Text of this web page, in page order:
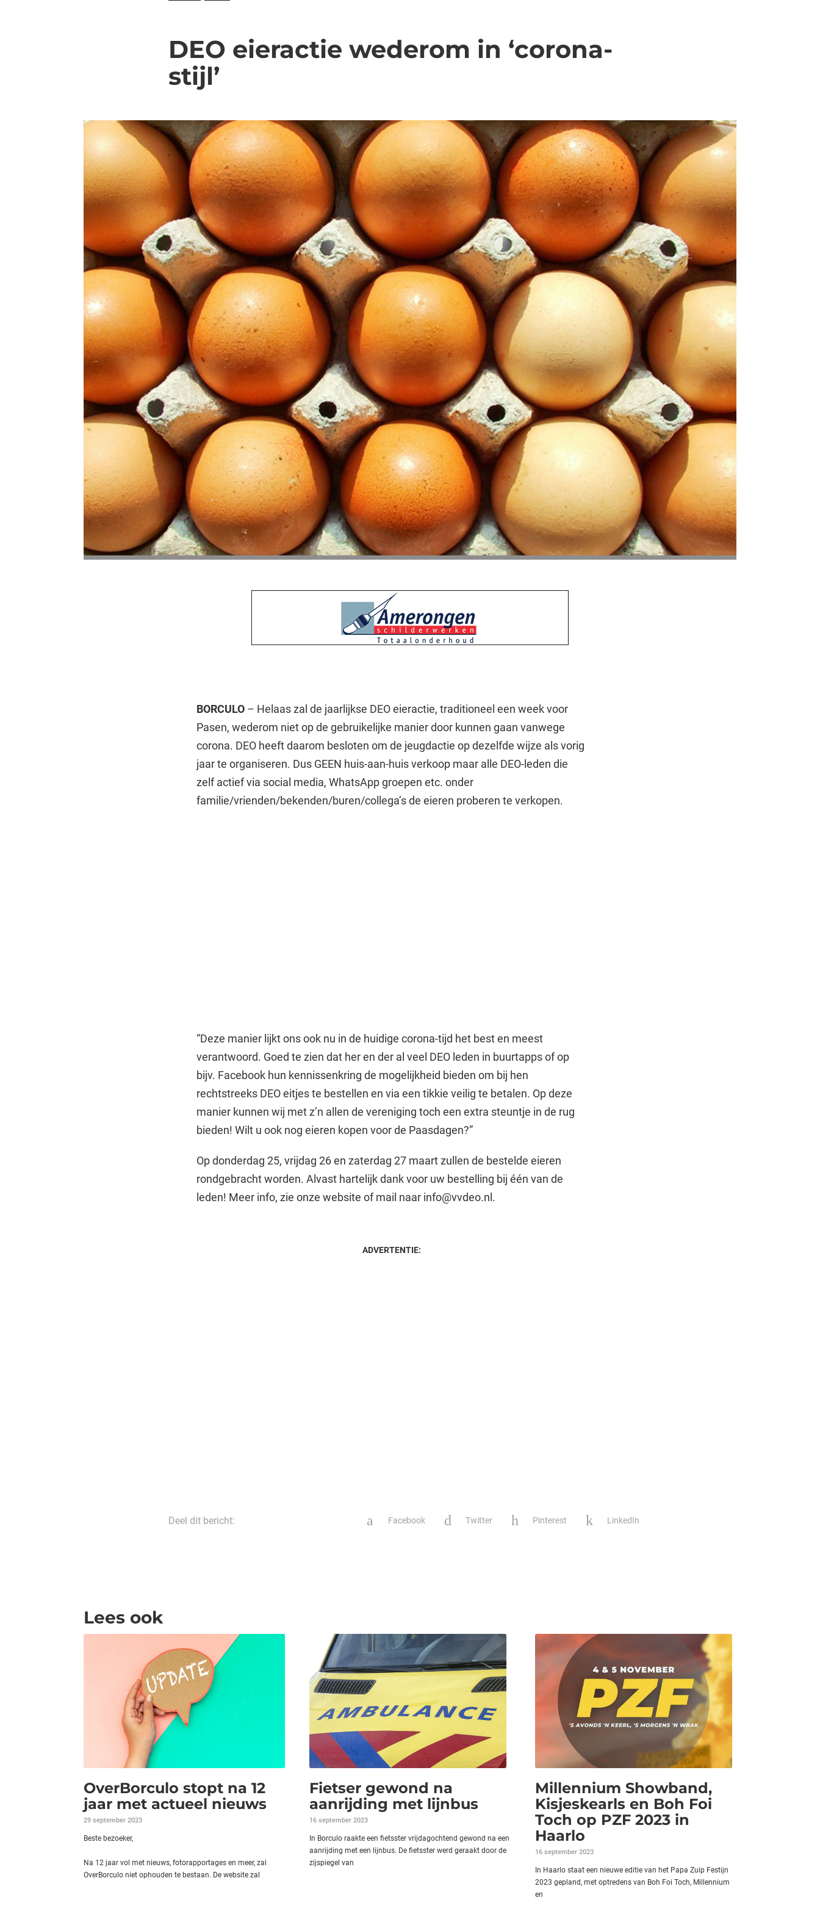
DEO eieractie wederom in ‘corona-
stijl’
BORCULO – Helaas zal de jaarlijkse DEO eieractie, traditioneel een week voor
Pasen, wederom niet op de gebruikelijke manier door kunnen gaan vanwege
corona. DEO heeft daarom besloten om de jeugdactie op dezelfde wijze als vorig
jaar te organiseren. Dus GEEN huis-aan-huis verkoop maar alle DEO-leden die
zelf actief via social media, WhatsApp groepen etc. onder
familie/vrienden/bekenden/buren/collega’s de eieren proberen te verkopen.
“Deze manier lijkt ons ook nu in de huidige corona-tijd het best en meest
verantwoord. Goed te zien dat her en der al veel DEO leden in buurtapps of op
bijv. Facebook hun kennissenkring de mogelijkheid bieden om bij hen
rechtstreeks DEO eitjes te bestellen en via een tikkie veilig te betalen. Op deze
manier kunnen wij met z’n allen de vereniging toch een extra steuntje in de rug
bieden! Wilt u ook nog eieren kopen voor de Paasdagen?”
Op donderdag 25, vrijdag 26 en zaterdag 27 maart zullen de bestelde eieren
rondgebracht worden. Alvast hartelijk dank voor uw bestelling bij één van de
leden! Meer info, zie onze website of mail naar info@vvdeo.nl.
ADVERTENTIE:
Deel dit bericht: Facebook Twitter Pinterest LinkedIn
Lees ook
OverBorculo stopt na 12
jaar met actueel nieuws
29 september 2023
Beste bezoeker,
Na 12 jaar vol met nieuws, fotorapportages en meer, zal
OverBorculo niet ophouden te bestaan. De website zal
Fietser gewond na
aanrijding met lijnbus
16 september 2023
In Borculo raakte een fietsster vrijdagochtend gewond na een
aanrijding met een lijnbus. De fietsster werd geraakt door de
zijspiegel van
Millennium Showband,
Kisjeskearls en Boh Foi
Toch op PZF 2023 in
Haarlo
16 september 2023
In Haarlo staat een nieuwe editie van het Papa Zuip Festijn
2023 gepland, met optredens van Boh Foi Toch, Millennium
en